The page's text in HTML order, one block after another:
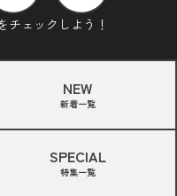
チェックしよう！
NEW
新着一覧
SPECIAL
特集一覧